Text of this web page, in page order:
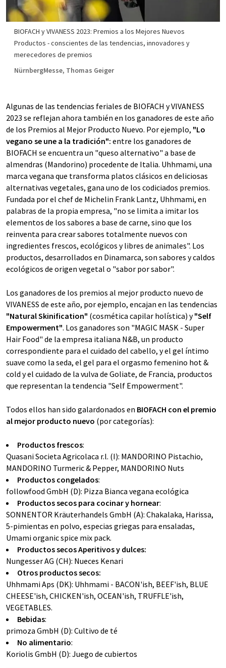
BIOFACH y VIVANESS 2023: Premios a los Mejores Nuevos
Productos - conscientes de las tendencias, innovadores y
merecedores de premios
NürnbergMesse, Thomas Geiger
Algunas de las tendencias feriales de BIOFACH y VIVANESS
2023 se reflejan ahora también en los ganadores de este año
de los Premios al Mejor Producto Nuevo. Por ejemplo, "Lo
vegano se une a la tradición": entre los ganadores de
BIOFACH se encuentra un "queso alternativo" a base de
almendras (Mandorino) procedente de Italia. Uhhmami, una
marca vegana que transforma platos clásicos en deliciosas
alternativas vegetales, gana uno de los codiciados premios.
Fundada por el chef de Michelin Frank Lantz, Uhhmami, en
palabras de la propia empresa, "no se limita a imitar los
elementos de los sabores a base de carne, sino que los
reinventa para crear sabores totalmente nuevos con
ingredientes frescos, ecológicos y libres de animales". Los
productos, desarrollados en Dinamarca, son sabores y caldos
ecológicos de origen vegetal o "sabor por sabor".
Los ganadores de los premios al mejor producto nuevo de
VIVANESS de este año, por ejemplo, encajan en las tendencias
"Natural Skinification" (cosmética capilar holística) y"Self
Empowerment". Los ganadores son "MAGIC MASK - Super
Hair Food" de la empresa italiana N&B, un producto
correspondiente para el cuidado del cabello, y el gel íntimo
suave como la seda, el gel para el orgasmo femenino hot &
cold y el cuidado de la vulva de Goliate, de Francia, productos
que representan la tendencia "Self Empowerment".
Todos ellos han sido galardonados en BIOFACH con el premio
al mejor producto nuevo (por categorías):
Productos frescos:
Quasani Societa Agricolaca r.l. (I): MANDORINO Pistachio,
MANDORINO Turmeric & Pepper, MANDORINO Nuts
Productos congelados:
followfood GmbH (D): Pizza Bianca vegana ecológica
Productos secos para cocinar y hornear:
SONNENTOR Kräuterhandels GmbH (A): Chakalaka, Harissa,
5-pimientas en polvo, especias griegas para ensaladas,
Umami organic spice mix pack.
Productos secos Aperitivos y dulces:
Nungesser AG (CH): Nueces Kenari
Otros productos secos:
Uhhmami Aps (DK): Uhhmami - BACON'ish, BEEF'ish, BLUE
CHEESE'ish, CHICKEN'ish, OCEAN'ish, TRUFFLE'ish,
VEGETABLES.
Bebidas:
primoza GmbH (D): Cultivo de té
No alimentario:
Koriolis GmbH (D): Juego de cubiertos